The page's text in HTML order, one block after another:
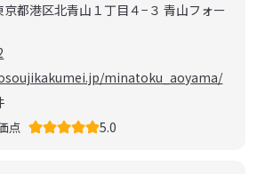
都港区北青山１丁目４−３ 青山フォー
minatoku_aoyama/
点
5.0